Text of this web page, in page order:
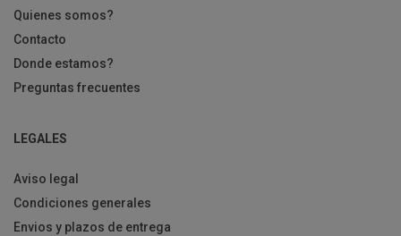
Quienes somos?
Contacto
Donde estamos?
Preguntas frecuentes
LEGALES
Aviso legal
Condiciones generales
Envios y plazos de entrega